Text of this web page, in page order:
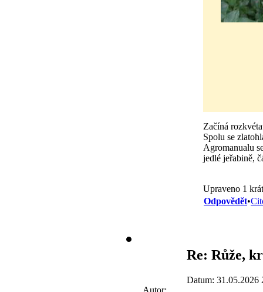
Začíná
Spolu se
Agromanualu
jedlé jeřabině,
Upraveno 1
Odpovědět•
Autor:
Re: Růže,
Datum: 31.05.2026